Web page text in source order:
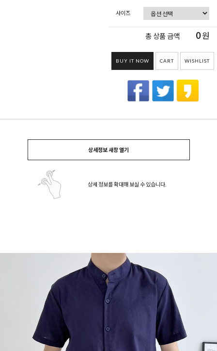
사이즈
총 상품 금액 0원
BUY IT NOW CART WISHLIST
상세정보 새창 열기
상세 정보를 확대해 보실 수 있습니다.